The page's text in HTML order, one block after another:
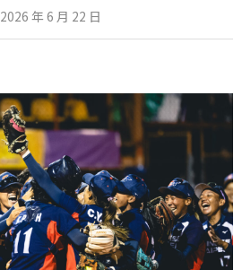
2026 年 6 月 22 日